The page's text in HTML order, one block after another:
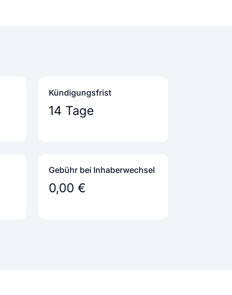
Kündigungs­frist
14 Tage
Gebühr bei Inhaber­wechsel
0,00 €